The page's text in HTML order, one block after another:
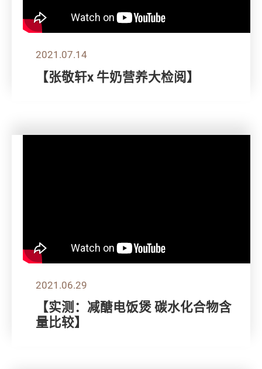
2021.07.14
【张敬轩x 牛奶营养大检阅】
2021.06.29
【实测：减醣电饭煲 碳水化合物含
量比较】